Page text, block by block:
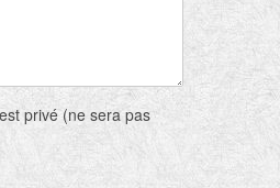
privé (ne sera pas